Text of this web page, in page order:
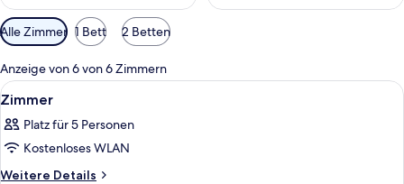
Verfügbare
Filter
für
Zimmer
Alle Zimmer 1 Bett 2 Betten
Anzeige von 6 von 6 Zimmern
Alle
Fotos
für
Zimmer
anzeigen
Ein Hotelzimmer mit einem großen
12
Zimmer
Platz für 5 Personen
Kostenloses WLAN
Weitere Details
Weitere